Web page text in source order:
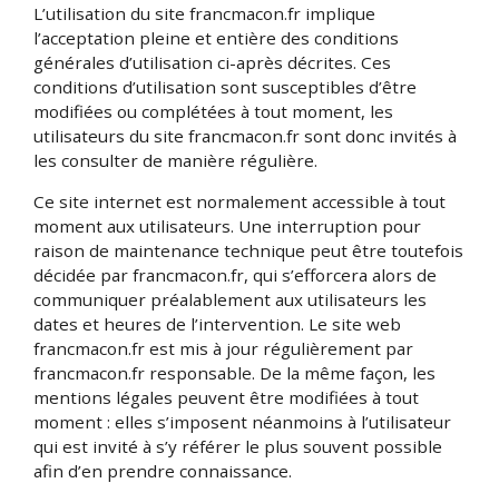
L’utilisation du site francmacon.fr implique
l’acceptation pleine et entière des conditions
générales d’utilisation ci-après décrites. Ces
conditions d’utilisation sont susceptibles d’être
modifiées ou complétées à tout moment, les
utilisateurs du site francmacon.fr sont donc invités à
les consulter de manière régulière.
Ce site internet est normalement accessible à tout
moment aux utilisateurs. Une interruption pour
raison de maintenance technique peut être toutefois
décidée par francmacon.fr, qui s’efforcera alors de
communiquer préalablement aux utilisateurs les
dates et heures de l’intervention. Le site web
francmacon.fr est mis à jour régulièrement par
francmacon.fr responsable. De la même façon, les
mentions légales peuvent être modifiées à tout
moment : elles s’imposent néanmoins à l’utilisateur
qui est invité à s’y référer le plus souvent possible
afin d’en prendre connaissance.